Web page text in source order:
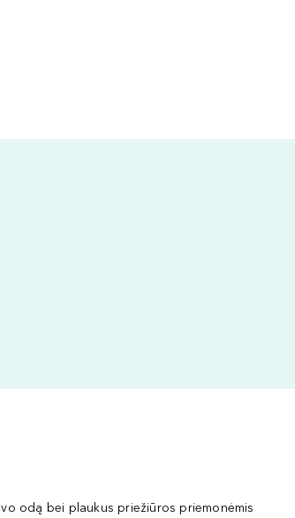
odą bei plaukus priežiūros priemonėmis